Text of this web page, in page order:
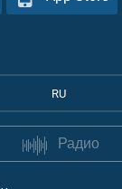
RU
Радио